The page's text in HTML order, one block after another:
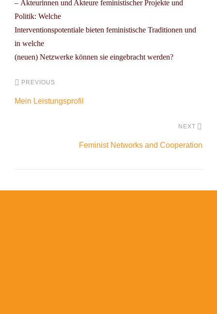
– Akteurinnen und Akteure feministischer Projekte und
Politik: Welche
Interventionspotentiale bieten feministische Traditionen und
in welche
(neuen) Netzwerke können sie eingebracht werden?
PREVIOUS
Mein Leistungsprofil
NEXT
Feminist Networks and Cooperation